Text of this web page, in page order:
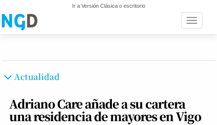
Ir a Versión Clásica o escritorio
Toggle
Actualidad
Adriano Care añade a su cartera
una residencia de mayores en Vigo